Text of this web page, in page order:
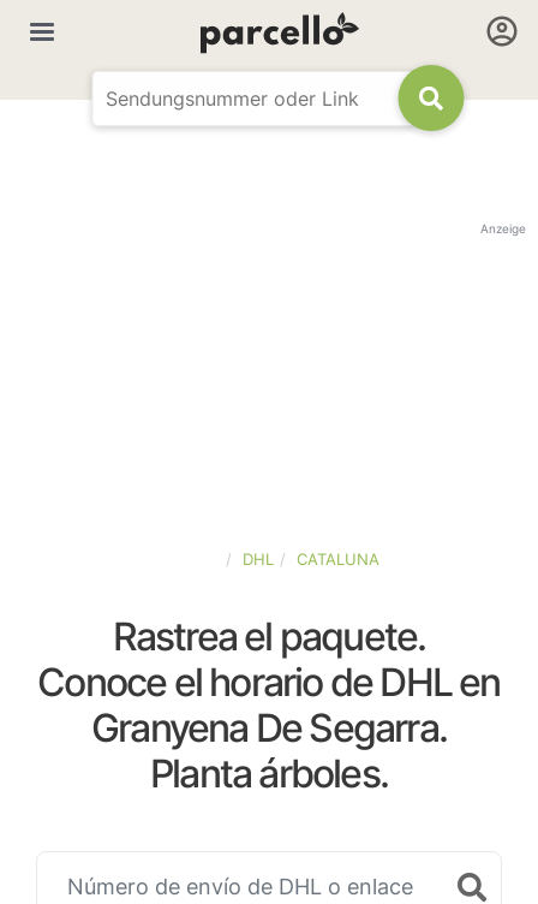
Anzeige
DHL CATALUNA
Rastrea el paquete.
Conoce el horario de DHL en
Granyena De Segarra.
Planta árboles.